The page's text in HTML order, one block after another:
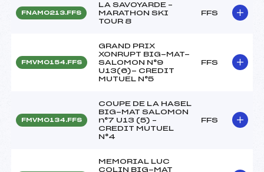
FNAM0213.FFS
LA SAVOYARDE –
MARATHON SKI
TOUR 8
FFS
FMVM0154.FFS
GRAND PRIX
XONRUPT BIG-MAT-
SALOMON N°9
U13(6)- CREDIT
MUTUEL N°5
FFS
FMVM0134.FFS
COUPE DE LA HASEL
BIG-MAT SALOMON
n°7 U13 (5) –
CREDIT MUTUEL
N°4
FFS
MEMORIAL LUC
COLIN BIG-MAT